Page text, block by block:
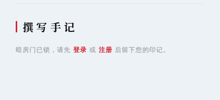
撰 写 手 记
暗房门已锁，请先 登录 或 注册 后留下您的印记。